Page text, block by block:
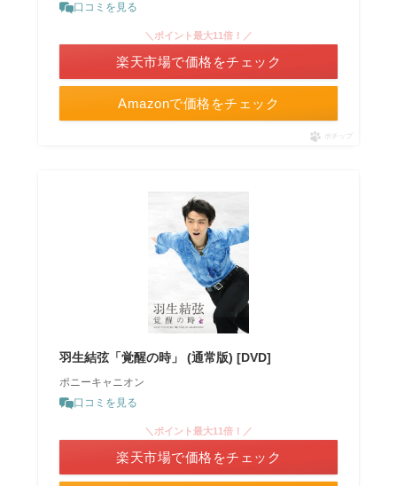
口コミを見る
Amazonで価格をチェック
＼ポイント最大11倍！／
楽天市場で価格をチェック
ポチップ
羽生結弦「覚醒の時」 (通常版) [DVD]
ポニーキャニオン
口コミを見る
＼ポイント最大11倍！／
楽天市場で価格をチェック